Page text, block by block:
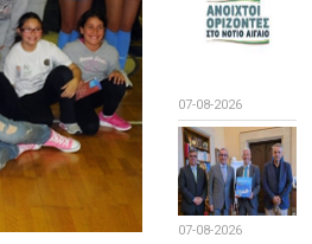
07-08-2026
07-08-2026